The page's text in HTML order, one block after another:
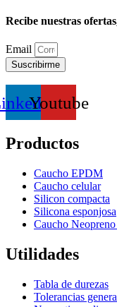
Recibe nuestras
Email
Suscribirme
Youtube
Productos
Caucho EPDM
Caucho celular
Silicon compacta
Silicona esponjosa
Caucho
Utilidades
Tabla de durezas
Tolerancias